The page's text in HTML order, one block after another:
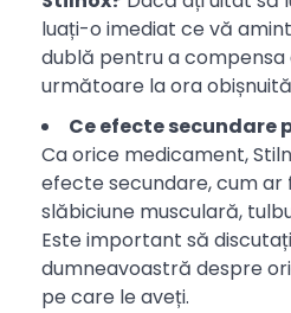
luați-o imediat ce vă
dublă pentru a compensa
următoare la ora
Ce efecte secundare
Ca orice medicament,
efecte secundare, cum ar
slăbiciune musculară,
Este important să
dumneavoastră despre
pe care le aveți.